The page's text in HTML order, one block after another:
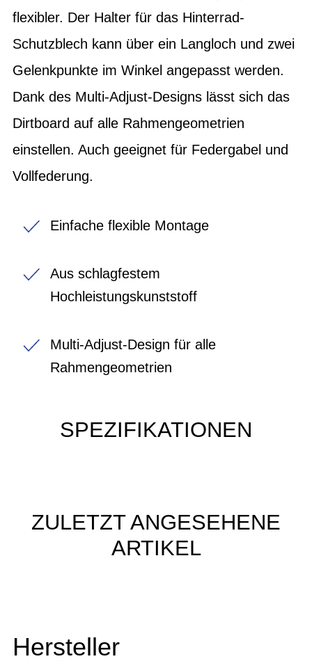
flexibler. Der Halter für das Hinterrad-
Schutzblech kann über ein Langloch und zwei
Gelenkpunkte im Winkel angepasst werden.
Dank des Multi-Adjust-Designs lässt sich das
Dirtboard auf alle Rahmengeometrien
einstellen. Auch geeignet für Federgabel und
Vollfederung.
Einfache flexible Montage
Aus schlagfestem
Hochleistungskunststoff
Multi-Adjust-Design für alle
Rahmengeometrien
SPEZIFIKATIONEN
ZULETZT ANGESEHENE
ARTIKEL
Hersteller